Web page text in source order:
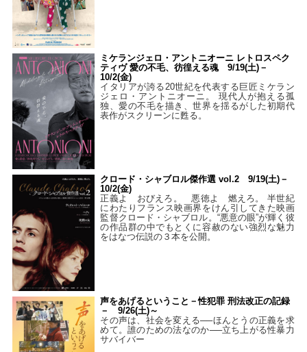
ミケランジェロ・アントニオーニ レトロスペク
ティヴ 愛の不毛、彷徨える魂 9/19(土)－
10/2(金)
イタリアが誇る20世紀を代表する巨匠ミケラン
ジェロ・アントニオーニ。 現代人が抱える孤
独、愛の不毛を描き、世界を揺るがした初期代
表作がスクリーンに甦る。
クロード・シャブロル傑作選 vol.2 9/19(土)－
10/2(金)
正義よ おびえろ。 悪徳よ 燃えろ。 半世紀
にわたりフランス映画界をけん引してきた映画
監督クロード・シャブロル。“悪意の眼”が輝く彼
の作品群の中でもとくに容赦のない強烈な魅力
をはなつ伝説の３本を公開。
声をあげるということ－性犯罪 刑法改正の記録
－ 9/26(土)～
その声は、社会を変える──ほんとうの正義を求
めて。誰のための法なのか──立ち上がる性暴力
サバイバー